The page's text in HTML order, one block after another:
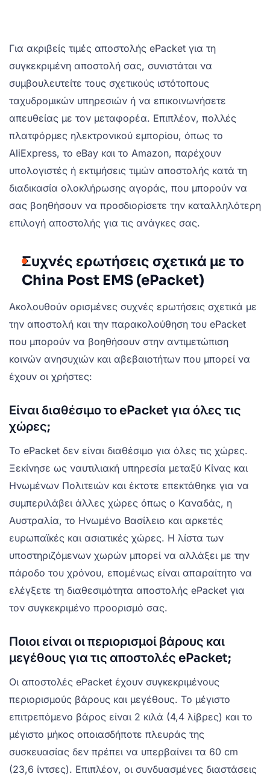
Για ακριβείς τιμές αποστολής ePacket για τη
συγκεκριμένη αποστολή σας, συνιστάται να
συμβουλευτείτε τους σχετικούς ιστότοπους
ταχυδρομικών υπηρεσιών ή να επικοινωνήσετε
απευθείας με τον μεταφορέα. Επιπλέον, πολλές
πλατφόρμες ηλεκτρονικού εμπορίου, όπως το
AliExpress, το eBay και το Amazon, παρέχουν
υπολογιστές ή εκτιμήσεις τιμών αποστολής κατά τη
διαδικασία ολοκλήρωσης αγοράς, που μπορούν να
σας βοηθήσουν να προσδιορίσετε την καταλληλότερη
επιλογή αποστολής για τις ανάγκες σας.
Συχνές ερωτήσεις σχετικά με το
China Post EMS (ePacket)
Ακολουθούν ορισμένες συχνές ερωτήσεις σχετικά με
την αποστολή και την παρακολούθηση του ePacket
που μπορούν να βοηθήσουν στην αντιμετώπιση
κοινών ανησυχιών και αβεβαιοτήτων που μπορεί να
έχουν οι χρήστες:
Είναι διαθέσιμο το ePacket για όλες τις
χώρες;
Το ePacket δεν είναι διαθέσιμο για όλες τις χώρες.
Ξεκίνησε ως ναυτιλιακή υπηρεσία μεταξύ Κίνας και
Ηνωμένων Πολιτειών και έκτοτε επεκτάθηκε για να
συμπεριλάβει άλλες χώρες όπως ο Καναδάς, η
Αυστραλία, το Ηνωμένο Βασίλειο και αρκετές
ευρωπαϊκές και ασιατικές χώρες. Η λίστα των
υποστηριζόμενων χωρών μπορεί να αλλάξει με την
πάροδο του χρόνου, επομένως είναι απαραίτητο να
ελέγξετε τη διαθεσιμότητα αποστολής ePacket για
τον συγκεκριμένο προορισμό σας.
Ποιοι είναι οι περιορισμοί βάρους και
μεγέθους για τις αποστολές ePacket;
Οι αποστολές ePacket έχουν συγκεκριμένους
περιορισμούς βάρους και μεγέθους. Το μέγιστο
επιτρεπόμενο βάρος είναι 2 κιλά (4,4 λίβρες) και το
μέγιστο μήκος οποιασδήποτε πλευράς της
συσκευασίας δεν πρέπει να υπερβαίνει τα 60 cm
(23,6 ίντσες). Επιπλέον, οι συνδυασμένες διαστάσεις